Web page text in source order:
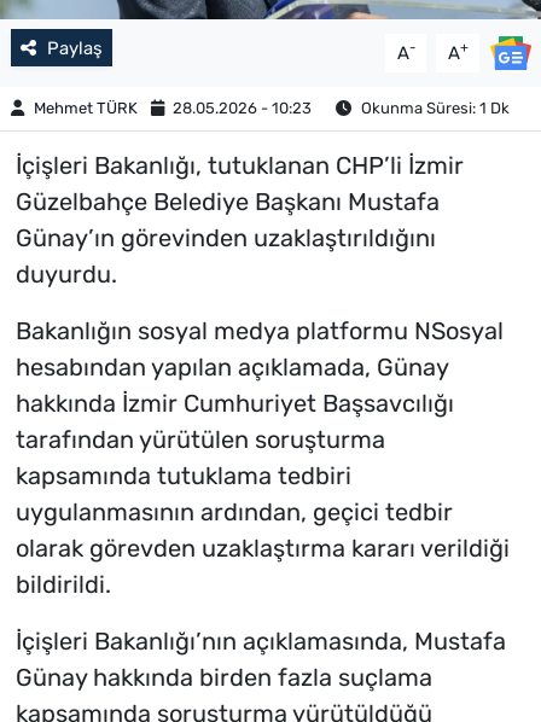
Paylaş A- A+
Mehmet TÜRK 28.05.2026 - 10:23 Okunma Süresi: 1 Dk
İçişleri Bakanlığı, tutuklanan CHP’li İzmir
Güzelbahçe Belediye Başkanı Mustafa
Günay’ın görevinden uzaklaştırıldığını
duyurdu.
Bakanlığın sosyal medya platformu NSosyal
hesabından yapılan açıklamada, Günay
hakkında İzmir Cumhuriyet Başsavcılığı
tarafından yürütülen soruşturma
kapsamında tutuklama tedbiri
uygulanmasının ardından, geçici tedbir
olarak görevden uzaklaştırma kararı verildiği
bildirildi.
İçişleri Bakanlığı’nın açıklamasında, Mustafa
Günay hakkında birden fazla suçlama
kapsamında soruşturma yürütüldüğü